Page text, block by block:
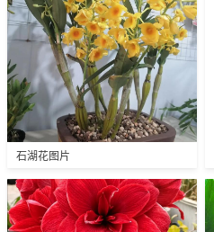
石湖花图片